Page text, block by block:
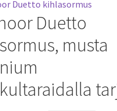
oli:
269,00 €.
on:
200,00 €.
Duetto
musta